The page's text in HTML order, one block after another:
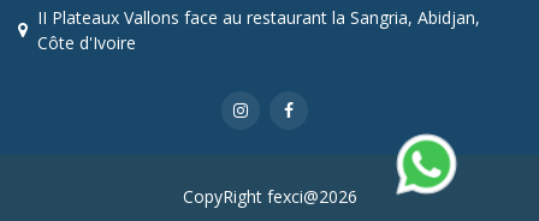
II Plateaux Vallons face au restaurant la Sangria, Abidjan,
Côte d'Ivoire
CopyRight fexci@2026